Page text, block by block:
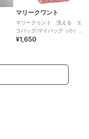
マリークワント
マリークヮント 洗える エ
コバッグ/マイバッグ（小）
【MARY QUANT】
¥1,650